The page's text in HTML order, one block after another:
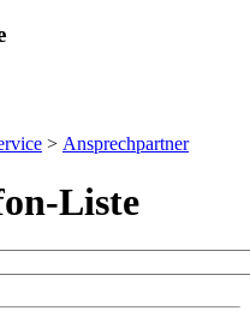
> Ansprechpartner
Liste